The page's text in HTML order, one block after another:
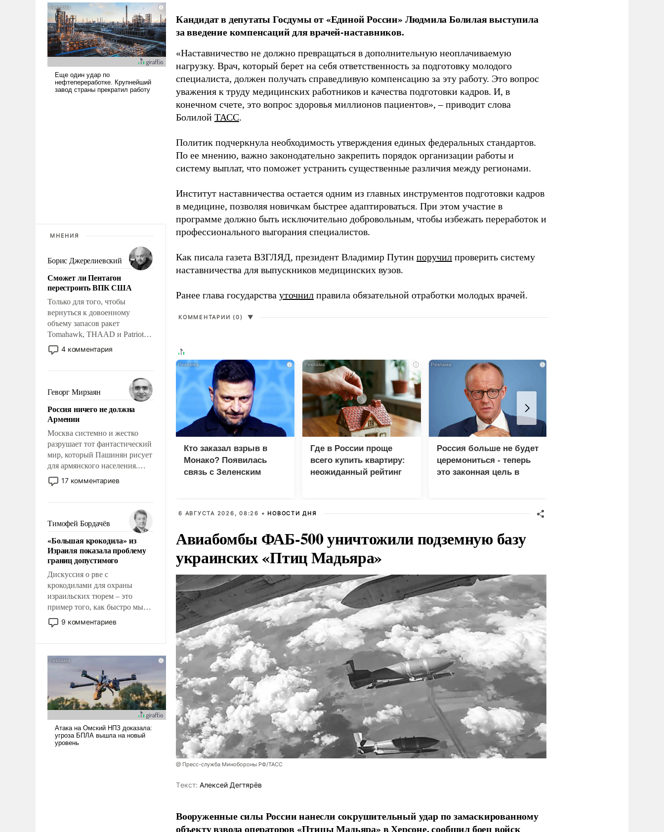
МНЕНИЯ
Борис Джерелиевский
Сможет ли Пентагон
перестроить ВПК США
Только для того, чтобы
вернуться к довоенному
объему запасов ракет
Tomahawk, THAAD и Patriot
США потребуется более трех
лет. Даже небольшая война с
Сложившаяся ситуация
означает многолетний период
уязвимости США, например,
перед Китаем.
4 комментария
Геворг Мирзаян
Россия ничего не должна
Армении
Москва системно и жестко
разрушает тот фантастический
мир, который Пашинян рисует
для армянского населения.
Мир, где политические
прожекты будут безусловно
налогоплательщиков и где
Еревану за свои поступки не
нужно отвечать.
17 комментариев
Тимофей Бордачёв
«Большая крокодила» из
Израиля показала проблему
границ допустимого
Дискуссия о рве с
крокодилами для охраны
израильских тюрем – это
пример того, как быстро мы
двигаемся по пути
революционных изменений.
псевдонаучной фантастики,
стало всерьез обсуждаемой
9 комментариев
Кандидат в депутаты Госдумы от «Единой России» Людмила Болилая выступила
за введение компенсаций для врачей-наставников.
«Наставничество не должно превращаться в дополнительную неоплачиваемую
нагрузку. Врач, который берет на себя ответственность за подготовку молодого
специалиста, должен получать справедливую компенсацию за эту работу. Это вопрос
уважения к труду медицинских работников и качества подготовки кадров. И, в
конечном счете, это вопрос здоровья миллионов пациентов», – приводит слова
Болилой ТАСС.
Политик подчеркнула необходимость утверждения единых федеральных стандартов.
По ее мнению, важно законодательно закрепить порядок организации работы и
систему выплат, что поможет устранить существенные различия между регионами.
Институт наставничества остается одним из главных инструментов подготовки кадров
в медицине, позволяя новичкам быстрее адаптироваться. При этом участие в
программе должно быть исключительно добровольным, чтобы избежать переработок и
профессионального выгорания специалистов.
Как писала газета ВЗГЛЯД, президент Владимир Путин поручил проверить систему
наставничества для выпускников медицинских вузов.
Ранее глава государства уточнил правила обязательной отработки молодых врачей.
КОММЕНТАРИИ (0) ▼
i
Кто заказал взрыв в
Монако? Появилась
связь с Зеленским
i
Где в России проще
всего купить квартиру:
неожиданный рейтинг
i
Россия больше не будет
церемониться - теперь
это законная цель в
6 АВГУСТА 2026, 08:26 • НОВОСТИ ДНЯ
Авиабомбы ФАБ-500 уничтожили подземную базу
украинских «Птиц Мадьяра»
@ Пресс-служба Минобороны РФ/ТАСС
Tекст: Алексей Дегтярёв
Вооруженные силы России нанесли сокрушительный удар по замаскированному
объекту взвода операторов «Птицы Мадьяра» в Херсоне, сообщил боец войск